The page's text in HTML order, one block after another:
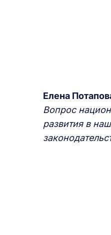
Елена
Вопрос
развития в